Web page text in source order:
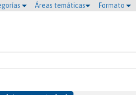
Áreas temáticas Formato